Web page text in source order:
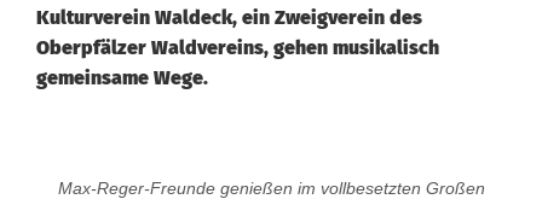
Kulturverein Waldeck, ein Zweigverein des
Oberpfälzer Waldvereins, gehen musikalisch
gemeinsame Wege.
Max-Reger-Freunde genießen im vollbesetzten Großen